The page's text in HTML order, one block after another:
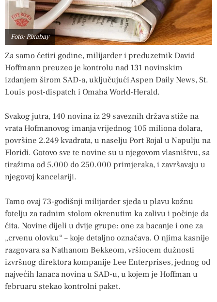
Foto: Pixabay
Za samo četiri godine, milijarder i preduzetnik David
Hoffmann preuzeo je kontrolu nad 131 novinskim
izdanjem širom SAD-a, uključujući Aspen Daily News, St.
Louis post-dispatch i Omaha World-Herald.
Svakog jutra, 140 novina iz 29 saveznih država stiže na
vrata Hofmanovog imanja vrijednog 105 miliona dolara,
površine 2.249 kvadrata, u naselju Port Rojal u Napulju na
Floridi. Gotovo sve te novine su u njegovom vlasništvu, sa
tiražima od 5.000 do 250.000 primjeraka, i završavaju u
njegovoj kancelariji.
Tamo ovaj 73-godišnji milijarder sjeda u plavu kožnu
fotelju za radnim stolom okrenutim ka zalivu i počinje da
čita. Novine dijeli u dvije grupe: one za bacanje i one za
„crvenu olovku“ – koje detaljno označava. O njima kasnije
razgovara sa Nathanom Bekkeom, vršiocem dužnosti
izvršnog direktora kompanije Lee Enterprises, jednog od
najvećih lanaca novina u SAD-u, u kojem je Hoffman u
februaru stekao kontrolni paket.